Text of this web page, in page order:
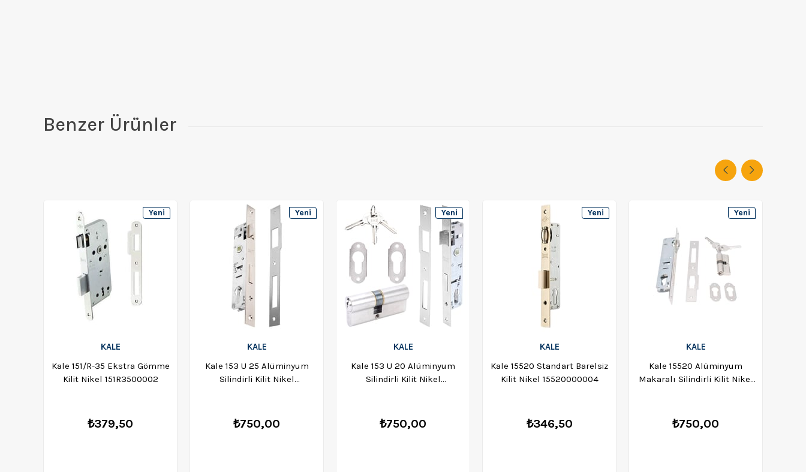
Benzer Ürünler
KALE
Kale 151/R-35 Ekstra Gömme
Kilit Nikel 151R3500002
₺379,50
Yeni
KALE
Kale 153 U 25 Alüminyum
Silindirli Kilit Nikel
₺750,00
Yeni
KALE
Kale 153 U 20 Alüminyum
Silindirli Kilit Nikel
₺750,00
Yeni
Ürün
KALE
Kale 15520 Standart Barelsiz
Kilit Nikel 15520000004
₺346,50
Yeni
KALE
Kale 15520 Alüminyum
Makaralı Silindirli Kilit Nikel
₺750,00
Yeni